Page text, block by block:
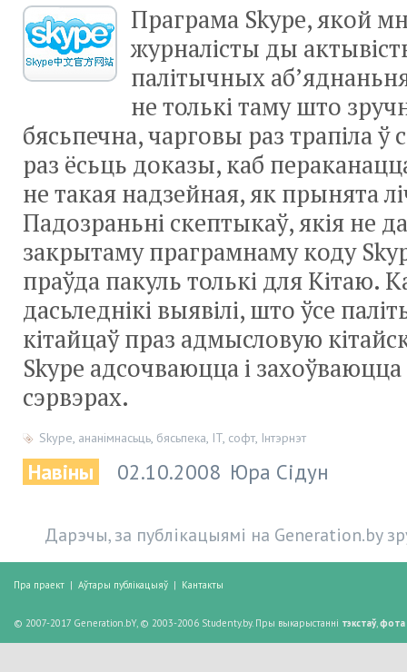
Праграма Skype, якой
журналісты ды
палітычных
не толькі таму што
бясьпечна, чарговы раз трапіла ў
раз ёсьць доказы, каб
не такая надзейная, як прынята
Падозраньні скептыкаў, якія не
закрытаму праграмнаму коду
праўда пакуль толькі для Кітаю.
дасьледнікі выявілі, што ўсе
кітайцаў праз адмысловую
Skype адсочваюцца і захоўваюцца
сэрвэрах.
Skype, ананімнасьць, бясьпека, IT, софт, Інтэрнэт
Навіны 02.10.2008 Юра Сідун
Дарэчы, за публікацыямі на Generation.by
Пра праект | Аўтары публікацыяў | Кантакты
© 2007-2017 Generation.bY, © 2003-2006 Studenty.by. Пры выкарыстанні тэкстаў, фота